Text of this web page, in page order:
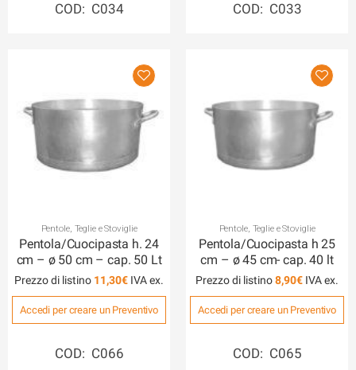
COD: C034 COD: C033
Pentole, Teglie e Stoviglie
Pentola/Cuocipasta h. 24
cm – ø 50 cm – cap. 50 Lt
Prezzo di listino 11,30€
Accedi per creare un Preventivo
COD: C066
Pentole, Teglie e Stoviglie
Pentola/Cuocipasta h 25
cm – ø 45 cm- cap. 40 lt
Prezzo di listino8,90€
Accedi per creare un Preventivo
COD: C065